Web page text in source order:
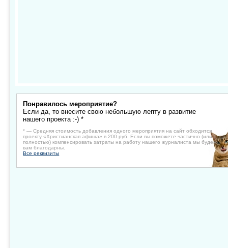
Понравилось мероприятие?
Если да, то внесите свою небольшую лепту в развитие
нашего проекта :-) *
* — Средняя стоимость добавления одного мероприятия на сайт обходится
проекту «Христианская афиша» в 200 руб. Если вы поможете частично (или
полностью) компенсировать затраты на работу нашего журналиста мы будем
вам благодарны.
Все реквизиты